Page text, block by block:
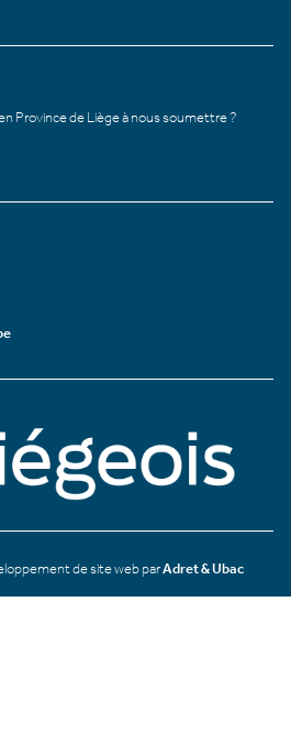
Province de Liège à nous soumettre ?
de site web parAdret & Ubac